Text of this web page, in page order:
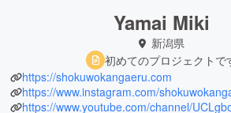
Yamai Miki
新潟県
初めてのプロジェクトで
https://shokuwokangaeru.com
https://www.instagram.com/